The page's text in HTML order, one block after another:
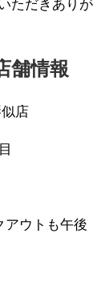
ただきありが
舗情報
店
アウトも午後